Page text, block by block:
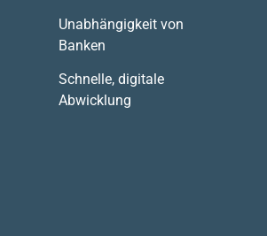
Unabhängigkeit von
Banken
Schnelle, digitale
Abwicklung